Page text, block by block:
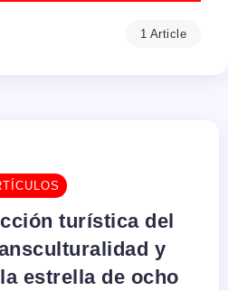
1 Article
turística del
y
estrella de ocho